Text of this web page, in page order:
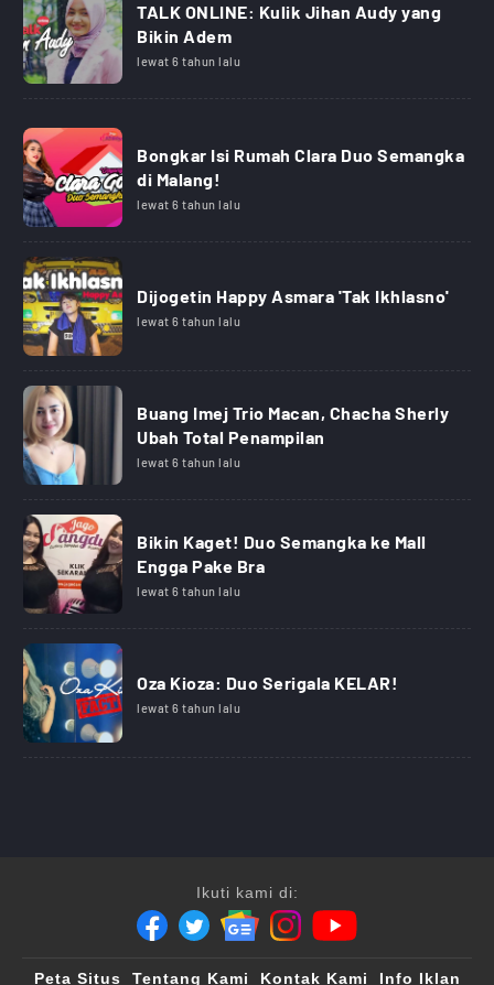
TALK ONLINE: Kulik Jihan Audy yang
Bikin Adem
lewat 6 tahun lalu
Bongkar Isi Rumah Clara Duo Semangka
di Malang!
lewat 6 tahun lalu
Dijogetin Happy Asmara 'Tak Ikhlasno'
lewat 6 tahun lalu
Buang Imej Trio Macan, Chacha Sherly
Ubah Total Penampilan
lewat 6 tahun lalu
Bikin Kaget! Duo Semangka ke Mall
Engga Pake Bra
lewat 6 tahun lalu
Oza Kioza: Duo Serigala KELAR!
lewat 6 tahun lalu
Ikuti kami di:
Peta Situs Tentang Kami Kontak Kami Info Iklan